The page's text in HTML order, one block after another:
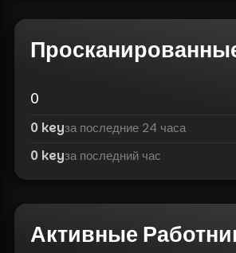
0
0 keyза последние 24 часа
0 keyза последний час
Активные